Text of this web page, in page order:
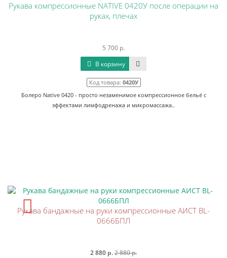
Рукава компрессионные NATIVE 0420У после операции на
руках, плечах
5 700 р.
В корзину
Код товара: 0420У
Болеро Native 0420 - просто незаменимое компрессионное бельё с
эффектами лимфодренажа и микромассажа..
Рукава бандажные на руки компрессионные АИСТ BL-
0666БПЛ
2 880 р.2 880 р.